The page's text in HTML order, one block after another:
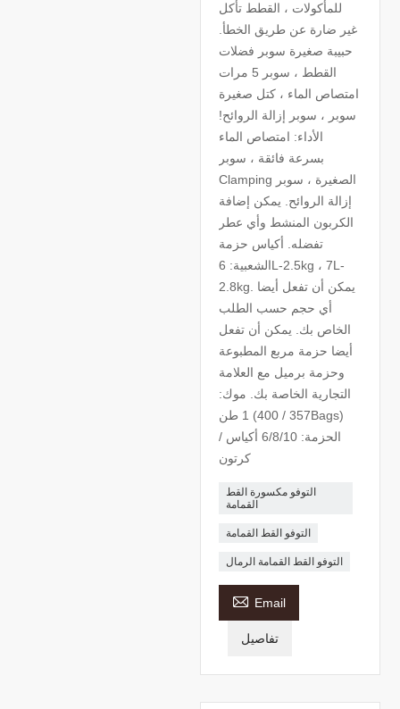
للمأكولات ، القطط تأكل
غير ضارة عن طريق الخطأ.
حبيبة صغيرة سوبر فضلات
القطط ، سوبر 5 مرات
امتصاص الماء ، كتل صغيرة
سوبر ، سوبر إزالة الروائح!
الأداء: امتصاص الماء
بسرعة فائقة ، سوبر
Clamping الصغيرة ، سوبر
إزالة الروائح. يمكن إضافة
الكربون المنشط وأي عطر
تفضله. أكياس حزمة
الشعبية: 6L-2.5kg ، 7L-
2.8kg. يمكن أن تفعل أيضا
أي حجم حسب الطلب
الخاص بك. يمكن أن تفعل
أيضا حزمة مربع المطبوعة
وحزمة برميل مع العلامة
التجارية الخاصة بك. موك:
1 طن (357 / 400Bags)
الحزمة: 6/8/10 أكياس /
كرتون
التوفو مكسورة القط
القمامة
التوفو القط القمامة
التوفو القط القمامة الرمال
 Email
تفاصيل